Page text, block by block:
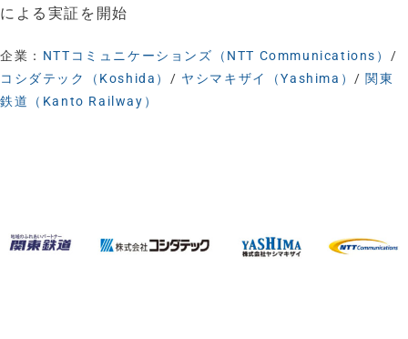
による実証を開始
企業： NTTコミュニケーションズ（NTT Communications） /
コシダテック（Koshida） / ヤシマキザイ（Yashima）/ 関東
鉄道（Kanto Railway）